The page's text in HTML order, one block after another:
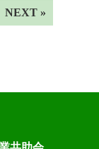
NEXT »